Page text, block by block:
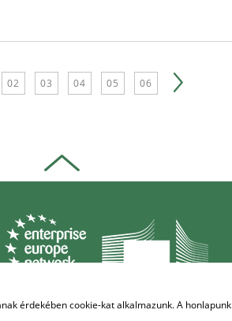
érdekében cookie-kat alkalmazunk. A honlapunk
02 03 04 05 06